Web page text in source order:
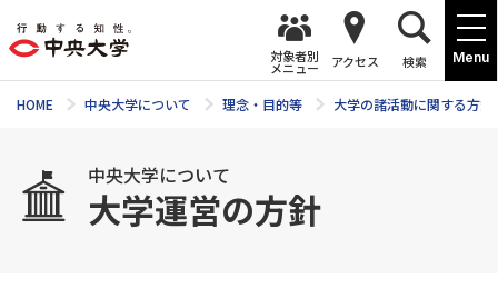
Menu
対象者別
メニュー アクセス 検索
HOME 中央大学について 理念・目的等 大学の諸活動に関する方針
中央大学について
大学運営の方針